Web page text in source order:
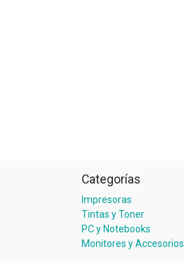
Categorías
Impresoras
Tintas y Toner
PC y Notebooks
Monitores y Accesorios